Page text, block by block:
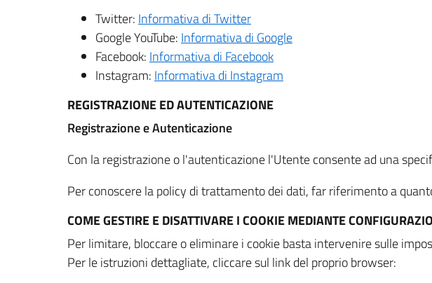
Twitter: Informativa di Twitter
Google YouTube: Informativa di Google
Facebook: Informativa di Facebook
Instagram: Informativa di Instagram
REGISTRAZIONE ED AUTENTICAZIONE
Registrazione e Autenticazione
Con la registrazione o l'autenticazione l'Utente consente ad una
Per conoscere la policy di trattamento dei dati, far riferimento a
COME GESTIRE E DISATTIVARE I COOKIE MEDIANTE
Per limitare, bloccare o eliminare i cookie basta intervenire sulle
Per le istruzioni dettagliate, cliccare sul link del proprio browser: